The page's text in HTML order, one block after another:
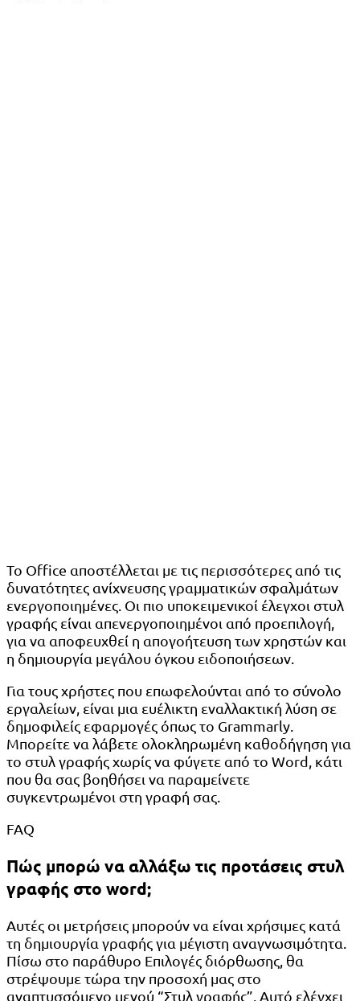
Το Office αποστέλλεται με τις περισσότερες από τις
δυνατότητες ανίχνευσης γραμματικών σφαλμάτων
ενεργοποιημένες. Οι πιο υποκειμενικοί έλεγχοι στυλ
γραφής είναι απενεργοποιημένοι από προεπιλογή,
για να αποφευχθεί η απογοήτευση των χρηστών και
η δημιουργία μεγάλου όγκου ειδοποιήσεων.
Για τους χρήστες που επωφελούνται από το σύνολο
εργαλείων, είναι μια ευέλικτη εναλλακτική λύση σε
δημοφιλείς εφαρμογές όπως το Grammarly.
Μπορείτε να λάβετε ολοκληρωμένη καθοδήγηση για
το στυλ γραφής χωρίς να φύγετε από το Word, κάτι
που θα σας βοηθήσει να παραμείνετε
συγκεντρωμένοι στη γραφή σας.
FAQ
Πώς μπορώ να αλλάξω τις προτάσεις στυλ
γραφής στο word;
Αυτές οι μετρήσεις μπορούν να είναι χρήσιμες κατά
τη δημιουργία γραφής για μέγιστη αναγνωσιμότητα.
Πίσω στο παράθυρο Επιλογές διόρθωσης, θα
στρέψουμε τώρα την προσοχή μας στο
αναπτυσσόμενο μενού “Στυλ γραφής”. Αυτό ελέγχει